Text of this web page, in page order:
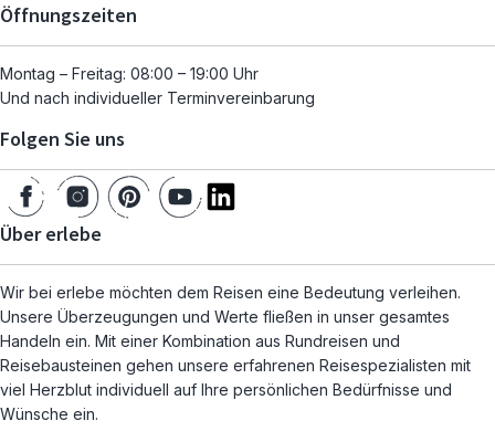
Öffnungszeiten
Montag – Freitag: 08:00 – 19:00 Uhr
Und nach individueller Terminvereinbarung
Folgen Sie uns
Über erlebe
Wir bei erlebe möchten dem Reisen eine Bedeutung verleihen.
Unsere Überzeugungen und Werte fließen in unser gesamtes
Handeln ein. Mit einer Kombination aus Rundreisen und
Reisebausteinen gehen unsere erfahrenen Reisespezialisten mit
viel Herzblut individuell auf Ihre persönlichen Bedürfnisse und
Wünsche ein.